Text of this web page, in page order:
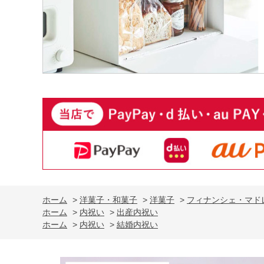
ホーム > 洋菓子・和菓子 > 洋菓子 > フィナンシェ・マド
ホーム
> 内祝い > 出産内祝い
ホーム
> 内祝い > 結婚内祝い